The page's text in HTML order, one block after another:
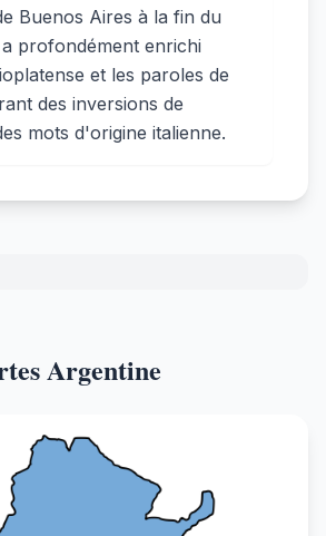
Buenos Aires à la fin du
profondément enrichi
et les paroles de
des inversions de
mots d'origine italienne.
Argentine